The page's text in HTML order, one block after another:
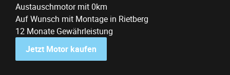
Austauschmotor mit 0km
Auf Wunsch mit Montage in Rietberg
12 Monate Gewährleistung
Jetzt Motor kaufen